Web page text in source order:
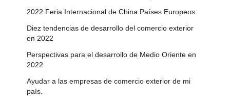
2022 Feria Internacional de China Países Europeos
Diez tendencias de desarrollo del comercio exterior
en 2022
Perspectivas para el desarrollo de Medio Oriente en
2022
Ayudar a las empresas de comercio exterior de mi
país.